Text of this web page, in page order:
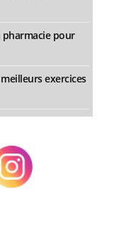
pharmacie pour
exercices